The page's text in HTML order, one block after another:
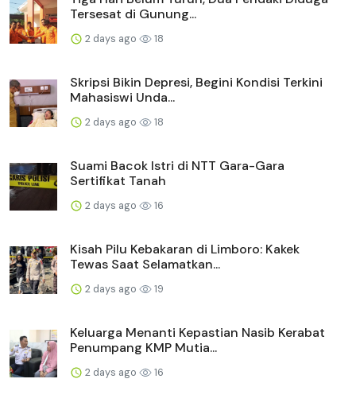
Tersesat di Gunung...
2 days ago 18
Skripsi Bikin Depresi, Begini Kondisi Terkini
Mahasiswi Unda...
2 days ago 18
Suami Bacok Istri di NTT Gara-Gara
Sertifikat Tanah
2 days ago 16
Kisah Pilu Kebakaran di Limboro: Kakek
Tewas Saat Selamatkan...
2 days ago 19
Keluarga Menanti Kepastian Nasib Kerabat
Penumpang KMP Mutia...
2 days ago 16